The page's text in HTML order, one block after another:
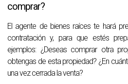
comprar?
El agente de bienes raíces te hará
contratación y, para que estés
ejemplos: ¿Deseas comprar otra
obtengas de esta propiedad? ¿En
una vez cerrada la venta?